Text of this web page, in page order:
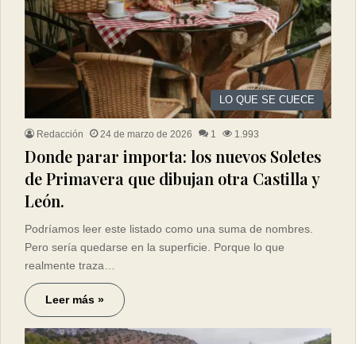
LO QUE SE CUECE
Redacción 24 de marzo de 2026 1 1.993
Donde parar importa: los nuevos Soletes
de Primavera que dibujan otra Castilla y
León.
Podríamos leer este listado como una suma de nombres.
Pero sería quedarse en la superficie. Porque lo que
realmente traza…
Leer más »